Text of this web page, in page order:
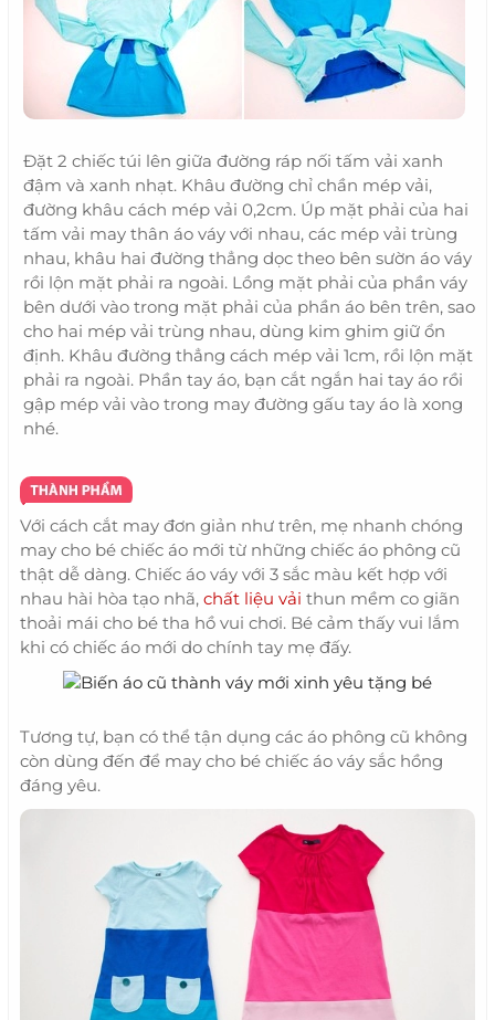
Đặt 2 chiếc túi lên giữa đường ráp nối tấm vải xanh
đậm và xanh nhạt. Khâu đường chỉ chần mép vải,
đường khâu cách mép vải 0,2cm. Úp mặt phải của hai
tấm vải may thân áo váy với nhau, các mép vải trùng
nhau, khâu hai đường thẳng dọc theo bên sườn áo váy
rồi lộn mặt phải ra ngoài. Lồng mặt phải của phần váy
bên dưới vào trong mặt phải của phần áo bên trên, sao
cho hai mép vải trùng nhau, dùng kim ghim giữ ổn
định. Khâu đường thẳng cách mép vải 1cm, rồi lộn mặt
phải ra ngoài. Phần tay áo, bạn cắt ngắn hai tay áo rồi
gập mép vải vào trong may đường gấu tay áo là xong
nhé.
Với cách cắt may đơn giản như trên, mẹ nhanh chóng
may cho bé chiếc áo mới từ những chiếc áo phông cũ
thật dễ dàng. Chiếc áo váy với 3 sắc màu kết hợp với
nhau hài hòa tạo nhã, chất liệu vải thun mềm co giãn
thoải mái cho bé tha hồ vui chơi. Bé cảm thấy vui lắm
khi có chiếc áo mới do chính tay mẹ đấy.
Tương tự, bạn có thể tận dụng các áo phông cũ không
còn dùng đến để may cho bé chiếc áo váy sắc hồng
đáng yêu.